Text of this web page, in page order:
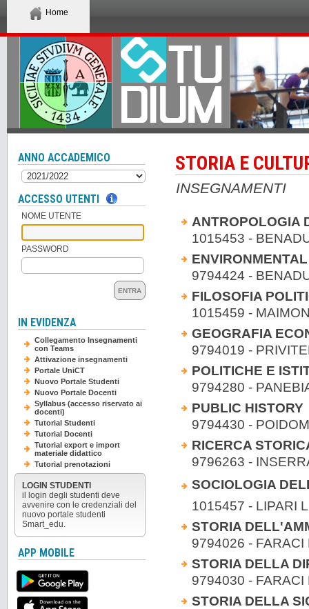
Home
STORIA E
INSEGNAMENTI
ANTROPOLOGIA
1015453 -
9794424 -
FILOSOFIA
1015459 -
GEOGRAFIA
9794019 -
POLITICHE E
9794280 -
PUBLIC HISTORY
9794430 -
RICERCA
9796263 -
SOCIOLOGIA
1015457 - LIPARI
STORIA
9794026 -
STORIA DELLA
9794030 -
STORIA DELLA
ANNO ACCADEMICO
ACCESSO UTENTI
NOME UTENTE
PASSWORD
ENTRA
IN EVIDENZA
Collegamento Insegnamenti
con Teams
Attivazione insegnamenti
Portale UniCT
Nuovo Portale Studenti
Nuovo Portale Docenti
Syllabus (accesso riservato ai
docenti)
Tutorial Studenti
Tutorial Docenti
Tutorial export e import
materiale didattico
Tutorial prenotazioni
LOGIN STUDENTI
il login degli studenti deve
avvenire con le credenziali del
nuovo portale studenti
Smart_edu.
APP MOBILE